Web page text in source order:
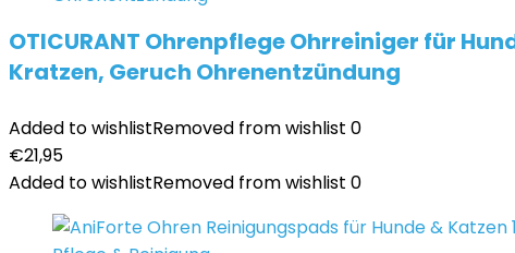
OTICURANT Ohrenpflege Ohrreiniger für
Kratzen, Geruch Ohrenentzündung
Added to wishlistRemoved from wishlist 0
€21,95
Added to wishlistRemoved from wishlist 0